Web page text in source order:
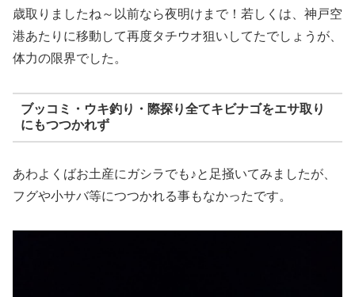
歳取りましたね～以前なら夜明けまで！若しくは、神戸空
港あたりに移動して再度タチウオ狙いしてたでしょうが、
体力の限界でした。
ブッコミ・ウキ釣り・際探り全てキビナゴをエサ取り
にもつつかれず
あわよくばお土産にガシラでも♪と足掻いてみましたが、
フグや小サバ等につつかれる事もなかったです。